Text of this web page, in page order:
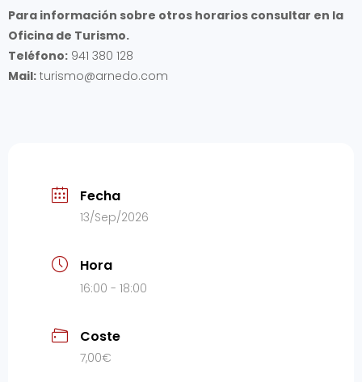
Para información sobre otros horarios consultar en la
Oficina de Turismo.
Teléfono: 941 380 128
Mail: turismo@arnedo.com
Fecha
13/Sep/2026
Hora
16:00 - 18:00
Coste
7,00€